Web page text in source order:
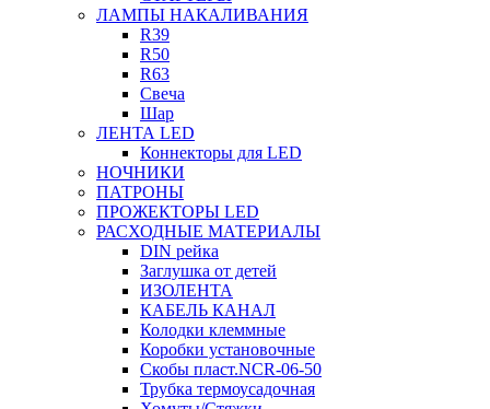
ЛАМПЫ НАКАЛИВАНИЯ
R39
R50
R63
Свеча
Шар
ЛЕНТА LED
Коннекторы для LED
НОЧНИКИ
ПАТРОНЫ
ПРОЖЕКТОРЫ LED
РАСХОДНЫЕ МАТЕРИАЛЫ
DIN рейка
Заглушка от детей
ИЗОЛЕНТА
КАБЕЛЬ КАНАЛ
Колодки клеммные
Коробки установочные
Скобы пласт.NCR-06-50
Трубка термоусадочная